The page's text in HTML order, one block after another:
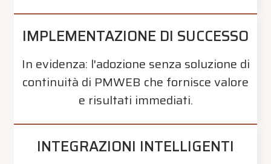
IMPLEMENTAZIONE DI SUCCESSO
In evidenza: l'adozione senza soluzione di
continuità di PMWEB che fornisce valore
e risultati immediati.
INTEGRAZIONI INTELLIGENTI